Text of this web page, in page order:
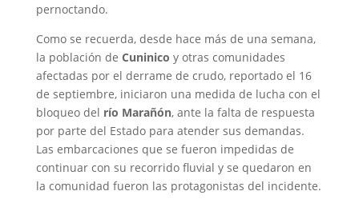
pernoctando.
Como se recuerda, desde hace más de una semana,
la población de Cuninico y otras comunidades
afectadas por el derrame de crudo, reportado el 16
de septiembre, iniciaron una medida de lucha con el
bloqueo del río Marañón, ante la falta de respuesta
por parte del Estado para atender sus demandas.
Las embarcaciones que se fueron impedidas de
continuar con su recorrido fluvial y se quedaron en
la comunidad fueron las protagonistas del incidente.